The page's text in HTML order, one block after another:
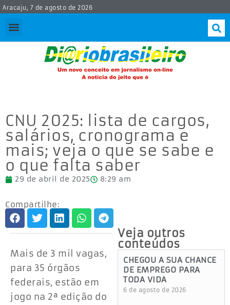
Aracaju, 7 de agosto de 2026
CNU 2025: lista de cargos,
salários, cronograma e
mais; veja o que se sabe e
o que falta saber
29 de abril de 2025 8:29 am
Compartilhe:
Mais de 3 mil vagas,
para 35 órgãos
federais, estão em
jogo na 2ª edição do
Veja outros
conteúdos
CHEGOU A SUA CHANCE
DE EMPREGO PARA
TODA VIDA
6 de agosto de 2026